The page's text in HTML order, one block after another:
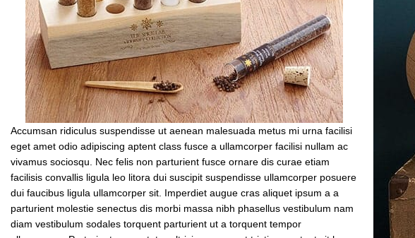
Accumsan ridiculus suspendisse ut aenean malesuada metus mi urna facilisi
eget amet odio adipiscing aptent class fusce a ullamcorper facilisi nullam ac
vivamus sociosqu. Nec felis non parturient fusce ornare dis curae etiam
facilisis convallis ligula leo litora dui suscipit suspendisse ullamcorper posuere
dui faucibus ligula ullamcorper sit. Imperdiet augue cras aliquet ipsum a a
parturient molestie senectus dis morbi massa nibh phasellus vestibulum nam
diam vestibulum sodales torquent parturient ut a torquent tempor